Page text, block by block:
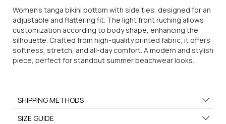
Women's tanga bikini bottom with side ties, designed for an
adjustable and flattering fit. The light front ruching allows
customization according to body shape, enhancing the
silhouette. Crafted from high-quality printed fabric, it offers
softness, stretch, and all-day comfort. A modern and stylish
piece, perfect for standout summer beachwear looks.
SHIPPING METHODS
SIZE GUIDE